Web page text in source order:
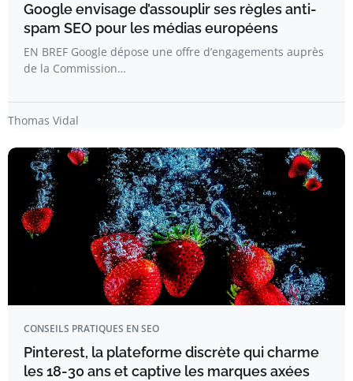
Google envisage d’assouplir ses règles anti-
spam SEO pour les médias européens
EN BREF Google dépose une offre d’engagements auprès
de la Commission…
Thomas Vidal
CONSEILS PRATIQUES EN SEO
Pinterest, la plateforme discrète qui charme
les 18-30 ans et captive les marques axées